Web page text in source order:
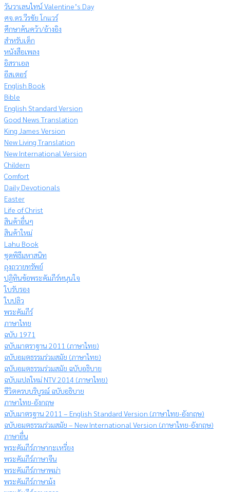
วันวาเลนไทน์ Valentine’s Day
ศจ.ดร.วีรชัย โกแวร์
ศึกษาค้นคว้า/อ้างอิง
สำหรับเด็ก
หนังสือเพลง
อิสราเอล
อีสเตอร์
English Book
Bible
English Standard Version
Good News Translation
King James Version
New Living Translation
New International Version
Childern
Comfort
Daily Devotionals
Easter
Life of Christ
สินค้าอื่นๆ
สินค้าใหม่
Lahu Book
ชุดพิธีมหาสนิท
ถุงถวายทรัพย์
ปฏิทินข้อพระคัมภีร์หนุนใจ
ใบรับรอง
ใบปลิว
พระคัมภีร์
ภาษาไทย
ฉบับ 1971
ฉบับมาตราฐาน 2011 (ภาษาไทย)
ฉบับอมตธรรมร่วมสมัย (ภาษาไทย)
ฉบับอมตธรรมร่วมสมัย ฉบับอธิบาย
ฉบับแปลใหม่ NTV 2014 (ภาษาไทย)
ชีวิตครบบริบูรณ์ ฉบับอธิบาย
ภาษาไทย-อังกฤษ
ฉบับมาตรฐาน 2011 – English Standard Version (ภาษาไทย-อังกฤษ)
ฉบับอมตธรรมร่วมสมัย – New International Version (ภาษาไทย-อังกฤษ)
ภาษาอื่น
พระคัมภีร์ภาษากะเหรี่ยง
พระคัมภีร์ภาษาจีน
พระคัมภีร์ภาษาพม่า
พระคัมภีร์ภาษาม้ง